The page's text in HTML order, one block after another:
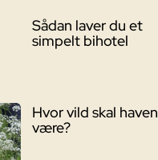
Sådan laver du et
simpelt bihotel
Hvor vild skal haven
være?